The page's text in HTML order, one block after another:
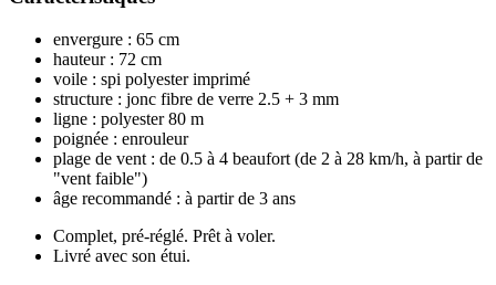
envergure : 65 cm
hauteur : 72 cm
voile : spi polyester imprimé
structure : jonc fibre de verre 2.5 + 3 mm
ligne : polyester 80 m
poignée : enrouleur
plage de vent : de 0.5 à 4 beaufort (de 2 à 28 km/h, à partir de
"vent faible")
âge recommandé : à partir de 3 ans
Complet, pré-réglé. Prêt à voler.
Livré avec son étui.